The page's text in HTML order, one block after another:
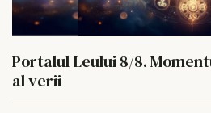
Portalul Leului 8/8.
al verii